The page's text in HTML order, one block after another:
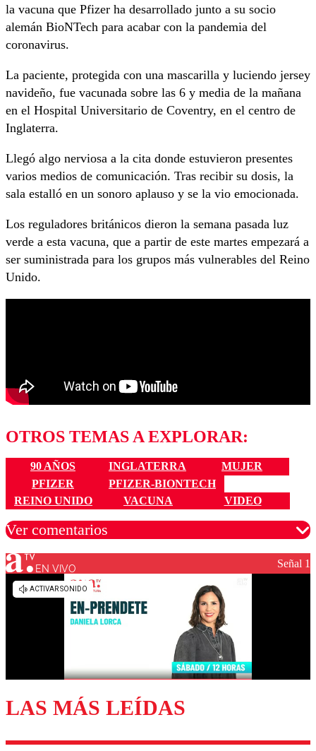
la vacuna que Pfizer ha desarrollado junto a su socio
alemán BioNTech para acabar con la pandemia del
coronavirus.
La paciente, protegida con una mascarilla y luciendo jersey
navideño, fue vacunada sobre las 6 y media de la mañana
en el Hospital Universitario de Coventry, en el centro de
Inglaterra.
Llegó algo nerviosa a la cita donde estuvieron presentes
varios medios de comunicación. Tras recibir su dosis, la
sala estalló en un sonoro aplauso y se la vio emocionada.
Los reguladores británicos dieron la semana pasada luz
verde a esta vacuna, que a partir de este martes empezará a
ser suministrada para los grupos más vulnerables del Reino
Unido.
OTROS TEMAS A EXPLORAR:
90 AÑOS INGLATERRA
MUJER
PFIZER
PFIZER-BIONTECH
REINO UNIDO
VACUNA VIDEO
Ver comentarios
Los comentarios son moderados para garantizar un
diálogo respetuoso.
Enviar comentario
EN VIVO Señal 1
LAS MÁS LEÍDAS